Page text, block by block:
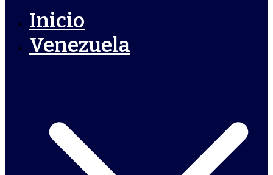
Inicio
Venezuela